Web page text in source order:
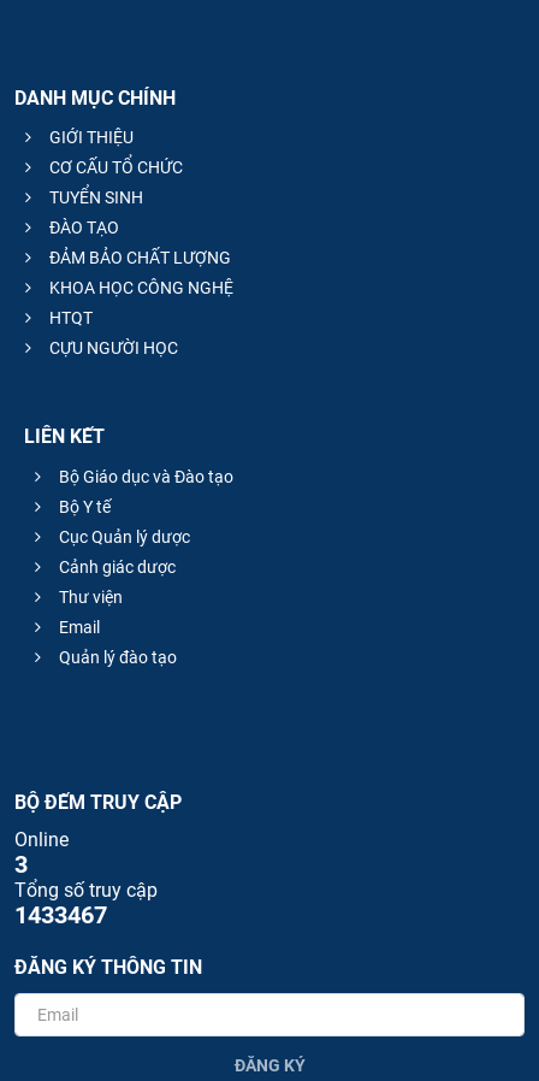
DANH MỤC CHÍNH
GIỚI THIỆU
CƠ CẤU TỔ CHỨC
TUYỂN SINH
ĐÀO TẠO
ĐẢM BẢO CHẤT LƯỢNG
KHOA HỌC CÔNG NGHỆ
HTQT
CỰU NGƯỜI HỌC
LIÊN KẾT
Bộ Giáo dục và Đào tạo
Bộ Y tế
Cục Quản lý dược
Cảnh giác dược
Thư viện
Email
Quản lý đào tạo
BỘ ĐẾM TRUY CẬP
Online
3
Tổng số truy cập
1433467
ĐĂNG KÝ THÔNG TIN
ĐĂNG KÝ